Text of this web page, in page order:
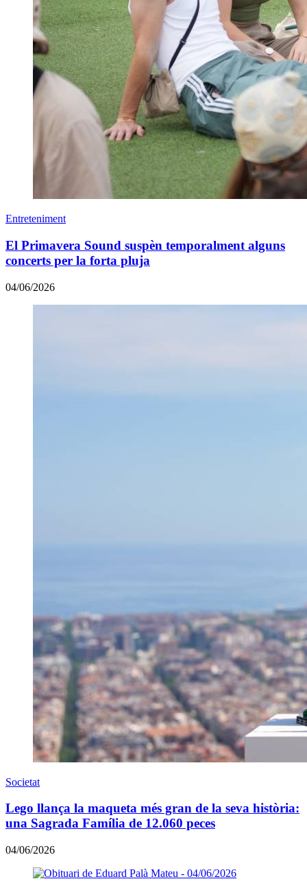
Entreteniment
El Primavera Sound suspèn temporalment alguns
concerts per la forta pluja
04/06/2026
Societat
Lego llança la maqueta més gran de la seva història:
una Sagrada Família de 12.060 peces
04/06/2026